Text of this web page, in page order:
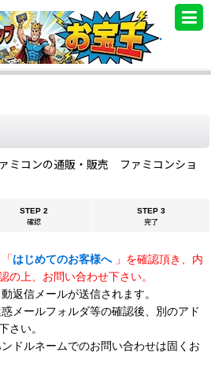
.
ミコンの通販・販売 ファミコンショ
STEP 2
確認
STEP 3
完了
はじめてのお客様へ 」を確認頂き、内
の上、お問い合わせ下さい。
返信メールが送信されます。
メールフォルダ等の確認後、別のアド
さい。
ドルネームでのお問い合わせは固くお